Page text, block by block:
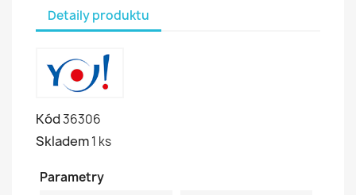
Detaily produktu
Kód36306
Skladem1 ks
Parametry